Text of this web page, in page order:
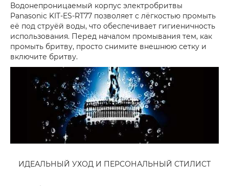
Водонепроницаемый корпус электробритвы
Panasonic KIT-ES-RT77 позволяет с лёгкостью промыть
её под струёй воды, что обеспечивает гигиеничность
использования. Перед началом промывания тем, как
промыть бритву, просто снимите внешнюю сетку и
включите бритву.
ИДЕАЛЬНЫЙ УХОД И ПЕРСОНАЛЬНЫЙ СТИЛИСТ